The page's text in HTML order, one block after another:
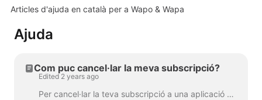
Articles d'ajuda en català per a Wapo & Wapa
Ajuda
Com puc cancel·lar la meva subscripció?
Edited 2 years ago
Per cancel·lar la teva subscripció a una aplicació en un dispositiu iOS, segueix aquests passos: Obre l'aplicació Ajustos : Localitza i toca la icona ...